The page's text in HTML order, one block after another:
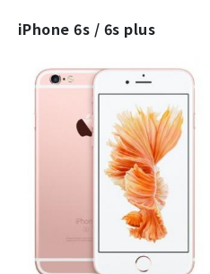
iPhone 6s / 6s plus